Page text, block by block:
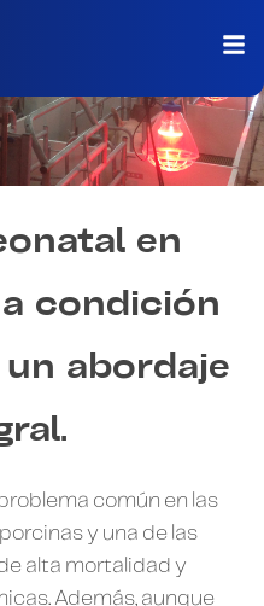
en
condición
abordaje
común en las
y una de las
alta mortalidad y
Además, aunque